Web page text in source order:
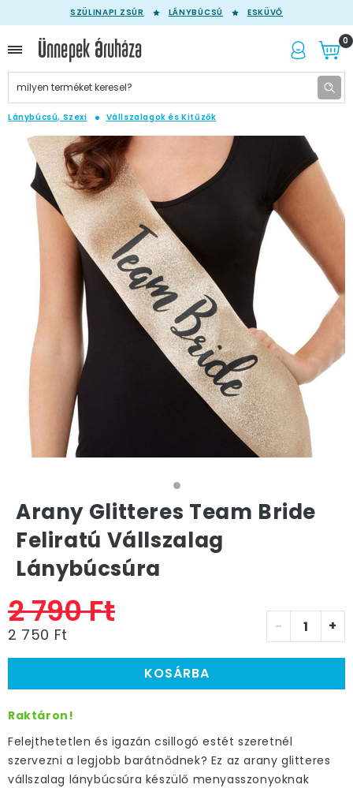
SZÜLINAPI ZSÚR LÁNYBÚCSÚ ESKÜVŐ
0
Lánybúcsú, Szexi Vállszalagok és Kitűzők
Arany Glitteres Team Bride
Feliratú Vállszalag
Lánybúcsúra
2 790 Ft
2 750 Ft - +
KOSÁRBA
Raktáron!
Felejthetetlen és igazán csillogó estét szeretnél
szervezni a legjobb barátnődnek? Ez az arany glitteres
vállszalag lánybúcsúra készülő menyasszonyoknak